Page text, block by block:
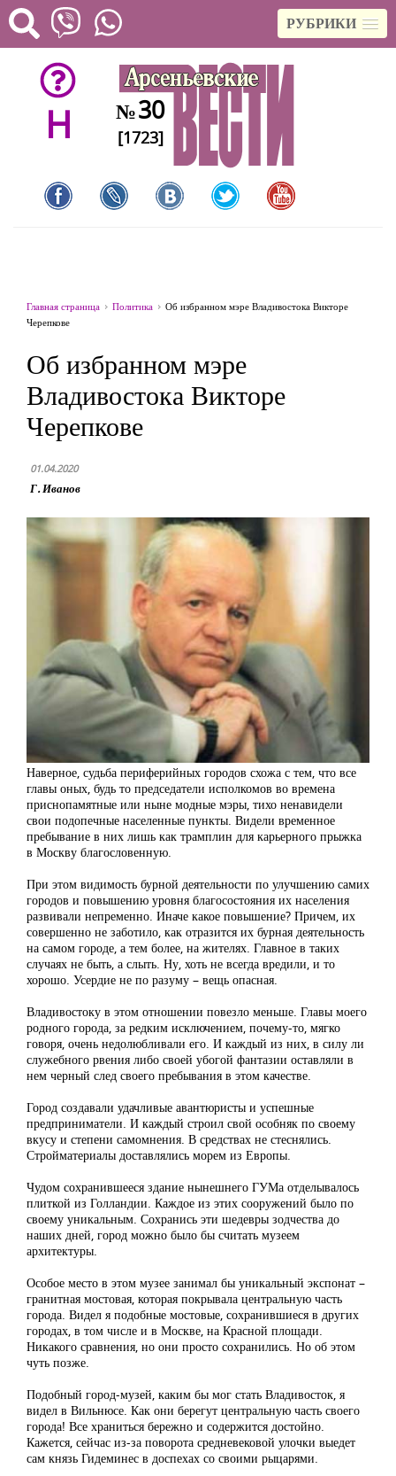
РУБРИКИ
H №30
[1723]
Главная страница Политика
Об избранном мэре Владивостока Викторе
Черепкове
Об избранном мэре
Владивостока Викторе
Черепкове
01.04.2020
Г. Иванов
Наверное, судьба периферийных городов схожа с тем, что все
главы оных, будь то председатели исполкомов во времена
приснопамятные или ныне модные мэры, тихо ненавидели
свои подопечные населенные пункты. Видели временное
пребывание в них лишь как трамплин для карьерного прыжка
в Москву благословенную.
При этом видимость бурной деятельности по улучшению самих
городов и повышению уровня благосостояния их населения
развивали непременно. Иначе какое повышение? Причем, их
совершенно не заботило, как отразится их бурная деятельность
на самом городе, а тем более, на жителях. Главное в таких
случаях не быть, а слыть. Ну, хоть не всегда вредили, и то
хорошо. Усердие не по разуму – вещь опасная.
Владивостоку в этом отношении повезло меньше. Главы моего
родного города, за редким исключением, почему-то, мягко
говоря, очень недолюбливали его. И каждый из них, в силу ли
служебного рвения либо своей убогой фантазии оставляли в
нем черный след своего пребывания в этом качестве.
Город создавали удачливые авантюристы и успешные
предприниматели. И каждый строил свой особняк по своему
вкусу и степени самомнения. В средствах не стеснялись.
Стройматериалы доставлялись морем из Европы.
Чудом сохранившееся здание нынешнего ГУМа отделывалось
плиткой из Голландии. Каждое из этих сооружений было по
своему уникальным. Сохранись эти шедевры зодчества до
наших дней, город можно было бы считать музеем
архитектуры.
Особое место в этом музее занимал бы уникальный экспонат –
гранитная мостовая, которая покрывала центральную часть
города. Видел я подобные мостовые, сохранившиеся в других
городах, в том числе и в Москве, на Красной площади.
Никакого сравнения, но они просто сохранились. Но об этом
чуть позже.
Подобный город-музей, каким бы мог стать Владивосток, я
видел в Вильнюсе. Как они берегут центральную часть своего
города! Все храниться бережно и содержится достойно.
Кажется, сейчас из-за поворота средневековой улочки выедет
сам князь Гидеминес в доспехах со своими рыцарями.